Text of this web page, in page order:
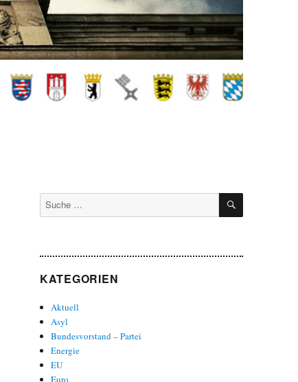
Suche
nach:
SUCHEN
KATEGORIEN
Aktuell
Asyl
Bundesvorstand – Partei
Energie
EU
Euro